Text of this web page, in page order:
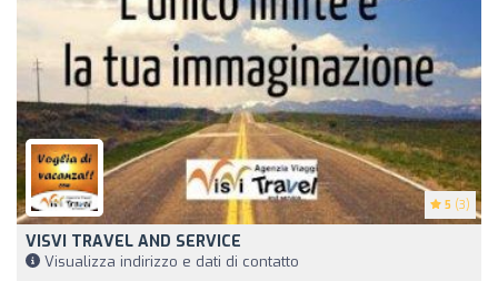
5 (3)
VISVI TRAVEL AND SERVICE
Visualizza indirizzo e dati di contatto